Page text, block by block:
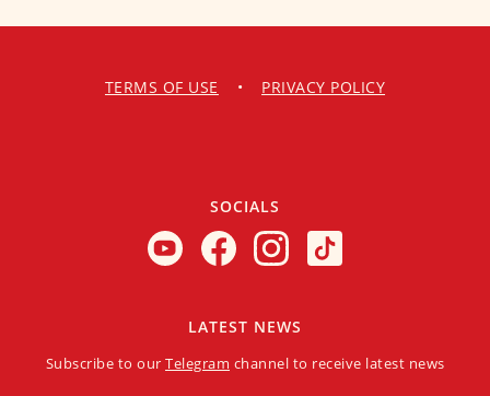
TERMS OF USE • PRIVACY POLICY
SOCIALS
LATEST NEWS
Subscribe to our Telegram channel to receive latest news